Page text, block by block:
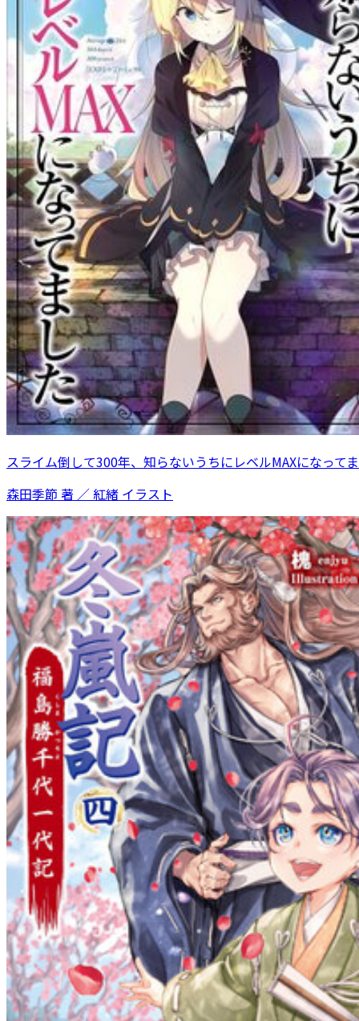
スライム倒して300年、知らないうちにレベルMAXになって
森田季節 著 ／ 紅緒 イラスト